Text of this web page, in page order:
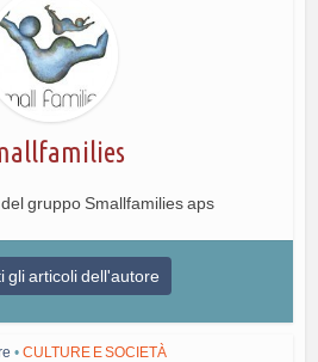
gruppo Smallfamilies aps
gli articoli dell'autore
• CULTURE E SOCIETÀ